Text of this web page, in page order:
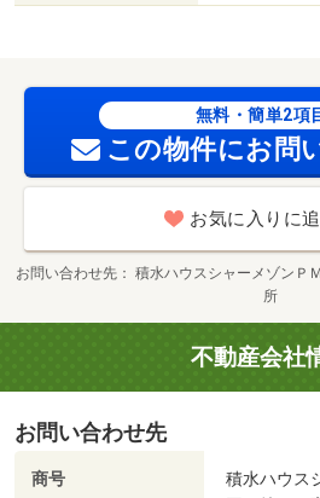
無料・簡単2項
この物件にお問
お気に入りに
お問い合わせ先
積水ハウスシャーメゾン
所
不動産会社
お問い合わせ先
商号
積水ハウス